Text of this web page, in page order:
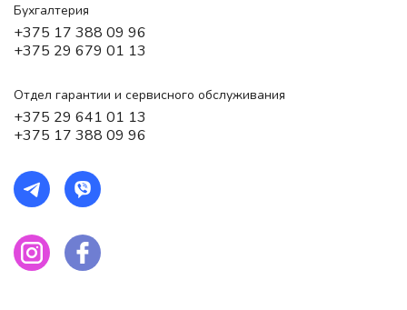
Бухгалтерия
+375 17 388 09 96
+375 29 679 01 13
Отдел гарантии и сервисного обслуживания
+375 29 641 01 13
+375 17 388 09 96